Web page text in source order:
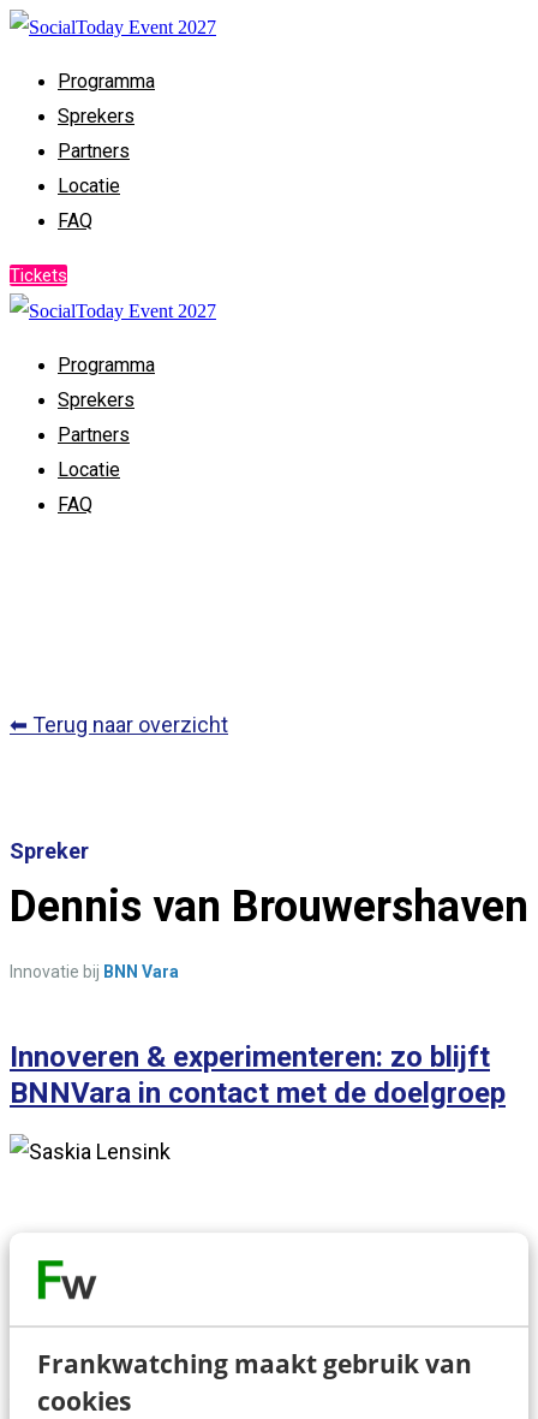
Frankwatching maakt gebruik van
cookies
Programma
Sprekers
Partners
Locatie
FAQ
Tickets
Programma
Sprekers
Partners
Locatie
FAQ
⬅ Terug naar overzicht
Spreker
Dennis van Brouwershaven
Innovatie bij BNN Vara
Innoveren & experimenteren: zo blijft
BNNVara in contact met de doelgroep
Over de spreker
Als innovatiestrateeg (en Reddit specialist) bij